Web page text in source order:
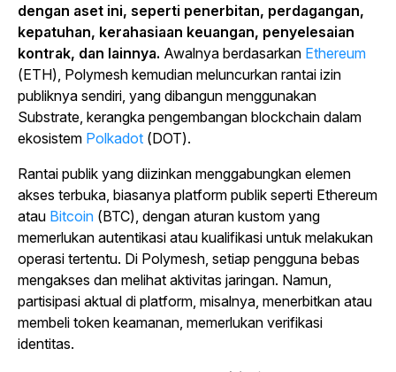
dengan aset ini, seperti penerbitan, perdagangan,
kepatuhan, kerahasiaan keuangan, penyelesaian
kontrak, dan lainnya. Awalnya berdasarkan Ethereum
(ETH), Polymesh kemudian meluncurkan rantai izin
publiknya sendiri, yang dibangun menggunakan
Substrate, kerangka pengembangan blockchain dalam
ekosistem Polkadot (DOT).
Rantai publik yang diizinkan menggabungkan elemen
akses terbuka, biasanya platform publik seperti Ethereum
atau Bitcoin (BTC), dengan aturan kustom yang
memerlukan autentikasi atau kualifikasi untuk melakukan
operasi tertentu. Di Polymesh, setiap pengguna bebas
mengakses dan melihat aktivitas jaringan. Namun,
partisipasi aktual di platform, misalnya, menerbitkan atau
membeli token keamanan, memerlukan verifikasi
identitas.